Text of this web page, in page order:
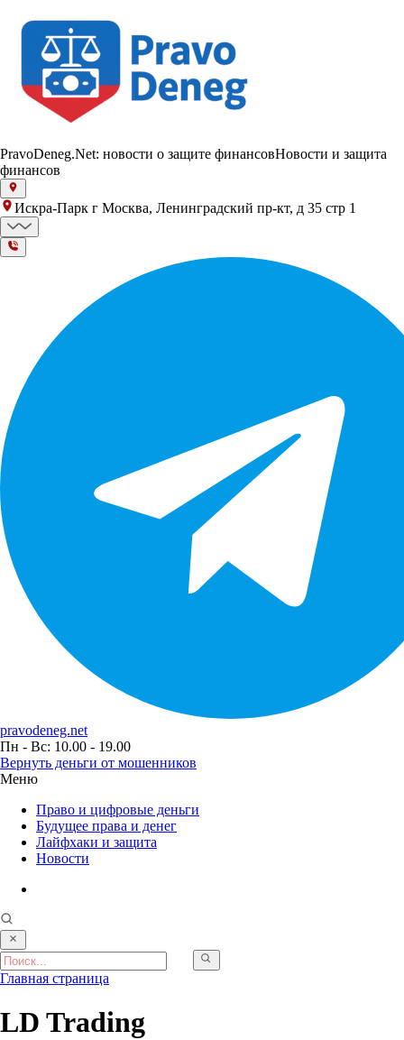
PravoDeneg.Net: новости о защите финансовНовости и защита
финансов
Искра-Парк г Москва, Ленинградский пр-кт, д 35 стр 1
pravodeneg.net
Пн - Вс: 10.00 - 19.00
Вернуть деньги от мошенников
Меню
Право и цифровые деньги
Будущее права и денег
Лайфхаки и защита
Новости
Главная страница
LD Trading